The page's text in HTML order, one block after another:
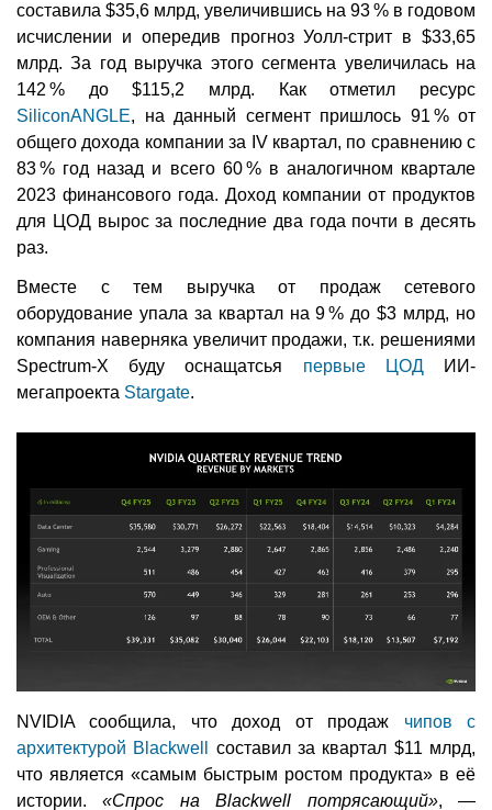
составила $35,6 млрд, увеличившись на 93 % в годовом
исчислении и опередив прогноз Уолл-стрит в $33,65
млрд. За год выручка этого сегмента увеличилась на
142 % до $115,2 млрд. Как отметил ресурс
SiliconANGLE, на данный сегмент пришлось 91 % от
общего дохода компании за IV квартал, по сравнению с
83 % год назад и всего 60 % в аналогичном квартале
2023 финансового года. Доход компании от продуктов
для ЦОД вырос за последние два года почти в десять
раз.
Вместе с тем выручка от продаж сетевого
оборудование упала за квартал на 9 % до $3 млрд, но
компания наверняка увеличит продажи, т.к. решениями
Spectrum-X буду оснащатсья первые ЦОДИИ-
мегапроекта Stargate.
NVIDIA сообщила, что доход от продаж чипов с
архитектурой Blackwell
составил за квартал $11 млрд,
что является «самым быстрым ростом продукта» в её
истории.«Спрос на Blackwell потрясающий», —